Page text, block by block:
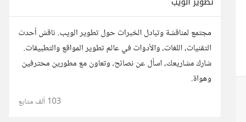
مجتمع لمناقشة وتبادل الخبرات حول تطوير الويب. ناقش أحدث
التقنيات، اللغات، والأدوات في عالم تطوير المواقع والتطبيقات.
شارك مشاريعك، اسأل عن نصائح، وتعاون مع مطورين محترفين
وهواة.
103 ألف متابع